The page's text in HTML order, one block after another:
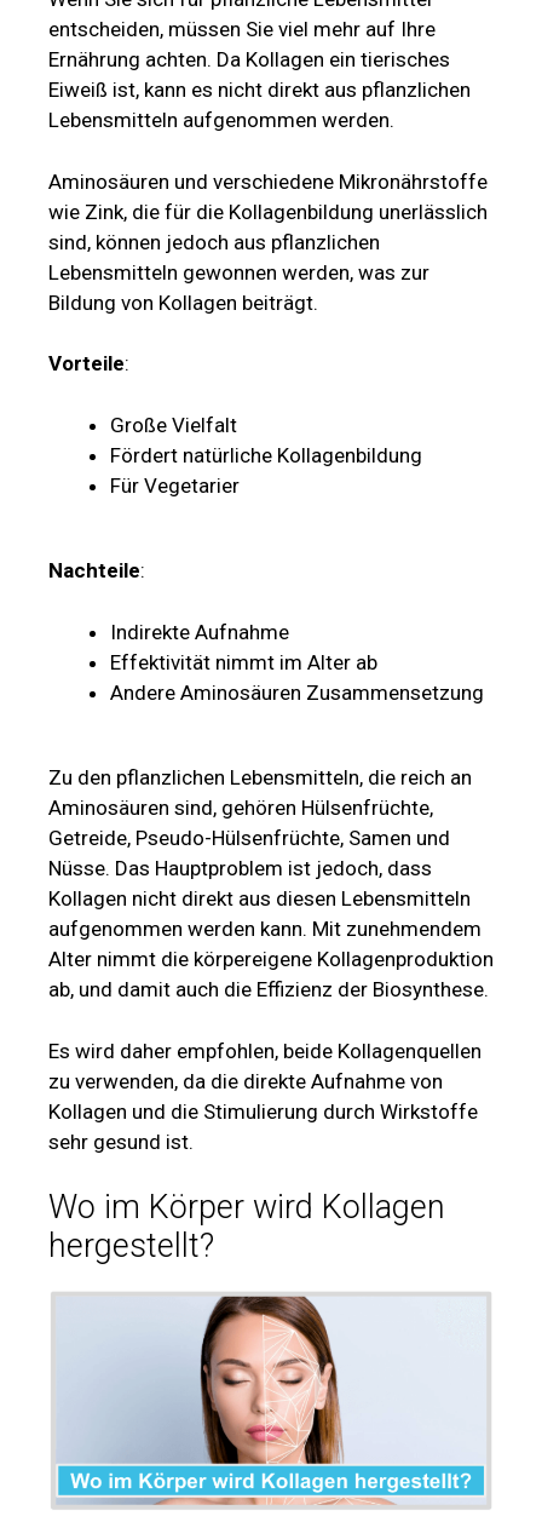
entscheiden, müssen Sie viel mehr auf Ihre
Ernährung achten. Da Kollagen ein tierisches
Eiweiß ist, kann es nicht direkt aus pflanzlichen
Lebensmitteln aufgenommen werden.
Aminosäuren und verschiedene Mikronährstoffe
wie Zink, die für die Kollagenbildung unerlässlich
sind, können jedoch aus pflanzlichen
Lebensmitteln gewonnen werden, was zur
Bildung von Kollagen beiträgt.
Vorteile:
Große Vielfalt
Fördert natürliche Kollagenbildung
Für Vegetarier
Nachteile:
Indirekte Aufnahme
Effektivität nimmt im Alter ab
Andere Aminosäuren Zusammensetzung
Zu den pflanzlichen Lebensmitteln, die reich an
Aminosäuren sind, gehören Hülsenfrüchte,
Getreide, Pseudo-Hülsenfrüchte, Samen und
Nüsse. Das Hauptproblem ist jedoch, dass
Kollagen nicht direkt aus diesen Lebensmitteln
aufgenommen werden kann. Mit zunehmendem
Alter nimmt die körpereigene Kollagenproduktion
ab, und damit auch die Effizienz der Biosynthese.
Es wird daher empfohlen, beide Kollagenquellen
zu verwenden, da die direkte Aufnahme von
Kollagen und die Stimulierung durch Wirkstoffe
sehr gesund ist.
Wo im Körper wird Kollagen
hergestellt?